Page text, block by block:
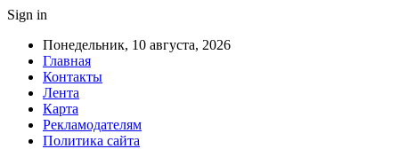
Sign in
Понедельник, 10 августа, 2026
Главная
Контакты
Лента
Карта
Рекламодателям
Политика сайта